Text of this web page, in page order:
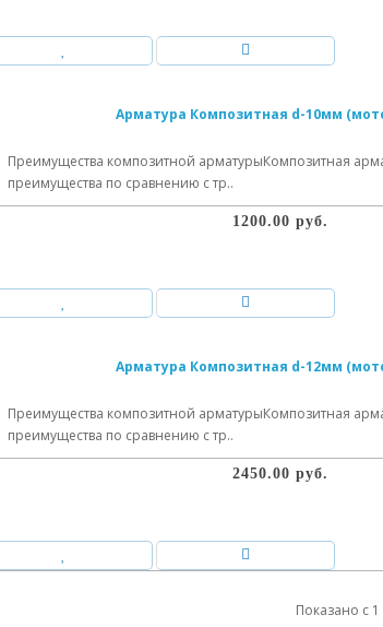
Арматура Композитная d-10мм
Преимущества композитной арматурыКомпозитная
преимущества по сравнению с тр..
1200.00 руб.
Арматура Композитная d-12мм
Преимущества композитной арматурыКомпозитная
преимущества по сравнению с тр..
2450.00 руб.
Показано с 1